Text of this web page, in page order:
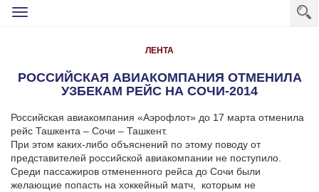
Toggle
ЛЕНТА
РОССИЙСКАЯ АВИАКОМПАНИЯ ОТМЕНИЛА
УЗБЕКАМ РЕЙС НА СОЧИ-2014
Российская авиакомпания «Аэрофлот» до 17 марта отменила
рейс Ташкента – Сочи – Ташкент.
При этом каких-либо объяснений по этому поводу от
представителей российской авиакомпании не поступило.
Среди пассажиров отмененного рейса до Сочи были
желающие попасть на хоккейный матч, которым не